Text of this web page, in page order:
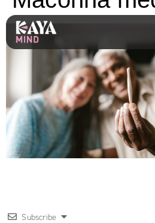
Subscribe